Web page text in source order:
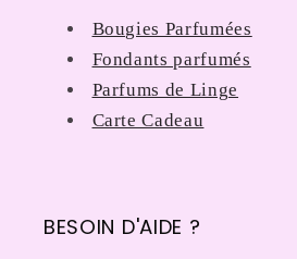
Bougies Parfumées
Fondants parfumés
Parfums de Linge
Carte Cadeau
BESOIN D'AIDE ?